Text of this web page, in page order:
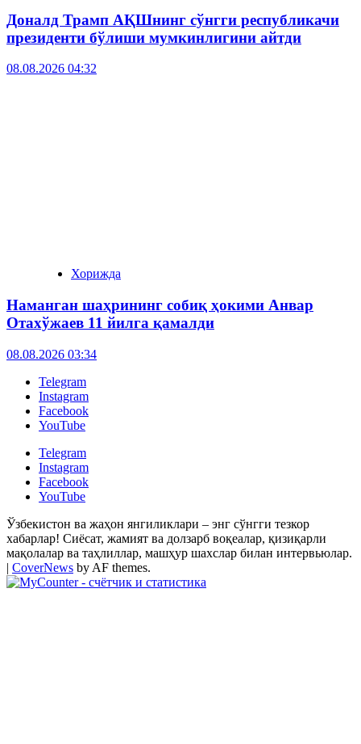
Доналд Трамп АҚШнинг сўнгги республикачи
президенти бўлиши мумкинлигини айтди
08.08.2026 04:32
Хорижда
Наманган шаҳрининг собиқ ҳокими Анвар
Отахўжаев 11 йилга қамалди
08.08.2026 03:34
Telegram
Instagram
Facebook
YouTube
Telegram
Instagram
Facebook
YouTube
Ўзбекистон ва жаҳон янгиликлари – энг сўнгги тезкор
хабарлар! Сиёсат, жамият ва долзарб воқеалар, қизиқарли
мақолалар ва таҳлиллар, машҳур шахслар билан интервьюлар.
| CoverNews by AF themes.